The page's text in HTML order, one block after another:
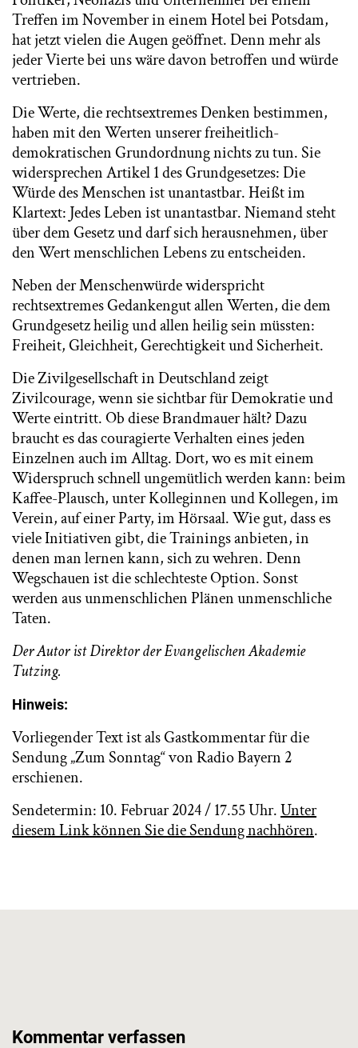
Treffen im November in einem Hotel bei Potsdam,
hat jetzt vielen die Augen geöffnet. Denn mehr als
jeder Vierte bei uns wäre davon betroffen und würde
vertrieben.
Die Werte, die rechtsextremes Denken bestimmen,
haben mit den Werten unserer freiheitlich-
demokratischen Grundordnung nichts zu tun. Sie
widersprechen Artikel 1 des Grundgesetzes: Die
Würde des Menschen ist unantastbar. Heißt im
Klartext: Jedes Leben ist unantastbar. Niemand steht
über dem Gesetz und darf sich herausnehmen, über
den Wert menschlichen Lebens zu entscheiden.
Neben der Menschenwürde widerspricht
rechtsextremes Gedankengut allen Werten, die dem
Grundgesetz heilig und allen heilig sein müssten:
Freiheit, Gleichheit, Gerechtigkeit und Sicherheit.
Die Zivilgesellschaft in Deutschland zeigt
Zivilcourage, wenn sie sichtbar für Demokratie und
Werte eintritt. Ob diese Brandmauer hält? Dazu
braucht es das couragierte Verhalten eines jeden
Einzelnen auch im Alltag. Dort, wo es mit einem
Widerspruch schnell ungemütlich werden kann: beim
Kaffee-Plausch, unter Kolleginnen und Kollegen, im
Verein, auf einer Party, im Hörsaal. Wie gut, dass es
viele Initiativen gibt, die Trainings anbieten, in
denen man lernen kann, sich zu wehren. Denn
Wegschauen ist die schlechteste Option. Sonst
werden aus unmenschlichen Plänen unmenschliche
Taten.
Der Autor ist Direktor der Evangelischen Akademie
Tutzing.
Hinweis:
Vorliegender Text ist als Gastkommentar für die
Sendung „Zum Sonntag“ von Radio Bayern 2
erschienen.
Sendetermin: 10. Februar 2024 / 17.55 Uhr.Unter
diesem Link können Sie die Sendung nachhören.
Kommentar verfassen